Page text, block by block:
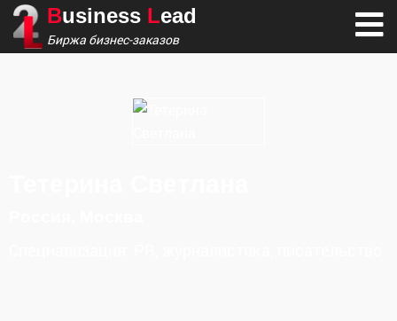
Business Lead
Биржа бизнес-заказов